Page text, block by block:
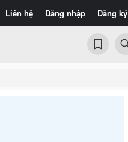
Liên hệ Đăng nhập Đăng ký